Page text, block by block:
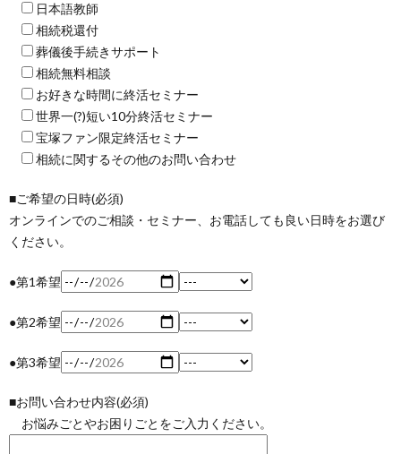
日本語教師
相続税還付
葬儀後手続きサポート
相続無料相談
お好きな時間に終活セミナー
世界一(?)短い10分終活セミナー
宝塚ファン限定終活セミナー
相続に関するその他のお問い合わせ
■ご希望の日時(必須)
オンラインでのご相談・セミナー、お電話しても良い日時をお選び
ください。
●第1希望
●第2希望
●第3希望
■お問い合わせ内容(必須)
お悩みごとやお困りごとをご入力ください。